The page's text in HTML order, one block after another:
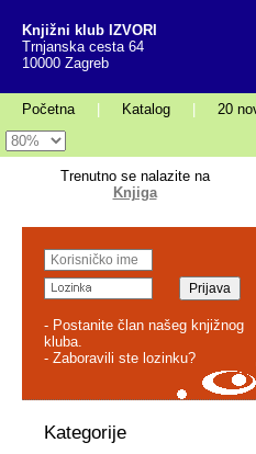
Knjižni klub IZVORI
Trnjanska cesta 64
10000 Zagreb
Početna Katalog 20
Trenutno se nalazite na
Knjiga
- Postanite član našeg knjižnog
kluba.
- Zaboravili ste lozinku?
Kategorije